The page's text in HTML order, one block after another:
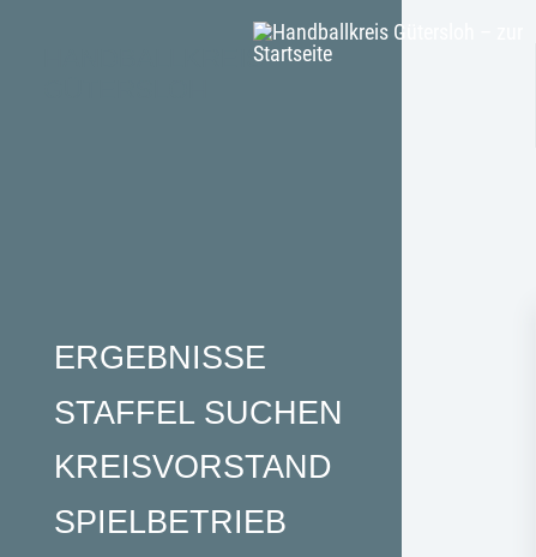
HANDBALLKREIS
ERGEBNISSE
STAFFEL SUCHEN
KREISVORSTAND
SPIELBETRIEB